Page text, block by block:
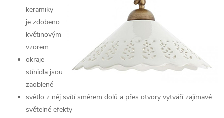
keramiky
je zdobeno
květinovým
vzorem
okraje
stínidla jsou
zaoblené
světlo z něj svítí směrem dolů a přes otvory vytváří zajímavé
světelné efekty